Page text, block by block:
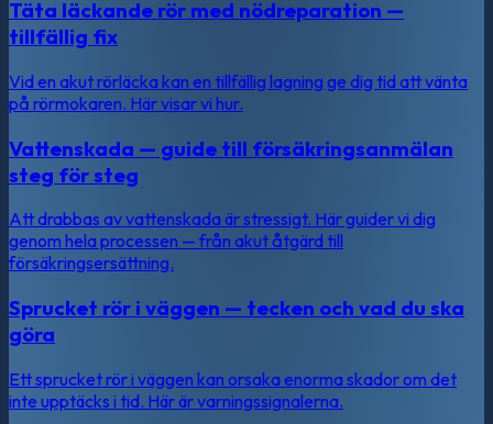
Täta läckande rör med nödreparation —
tillfällig fix
Vid en akut rörläcka kan en tillfällig lagning ge dig tid att vänta
på rörmokaren. Här visar vi hur.
Vattenskada — guide till försäkringsanmälan
steg för steg
Att drabbas av vattenskada är stressigt. Här guider vi dig
genom hela processen — från akut åtgärd till
försäkringsersättning.
Sprucket rör i väggen — tecken och vad du ska
göra
Ett sprucket rör i väggen kan orsaka enorma skador om det
inte upptäcks i tid. Här är varningssignalerna.